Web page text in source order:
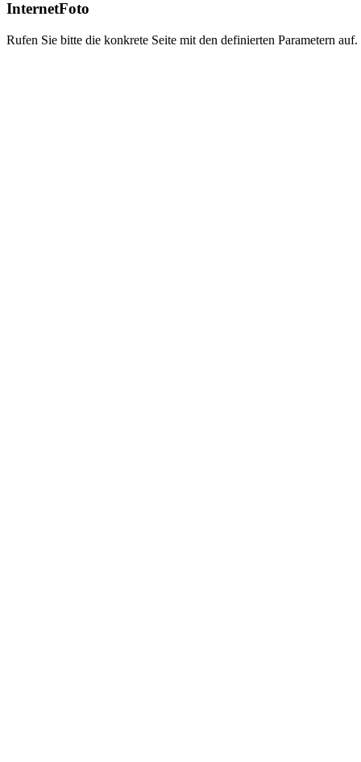
InternetFoto
Rufen Sie bitte die konkrete Seite mit den definierten Parametern auf.